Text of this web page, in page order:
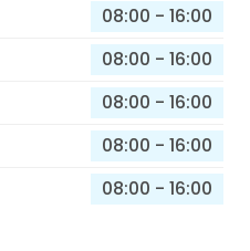
08:00 - 16:00
08:00 - 16:00
08:00 - 16:00
08:00 - 16:00
08:00 - 16:00